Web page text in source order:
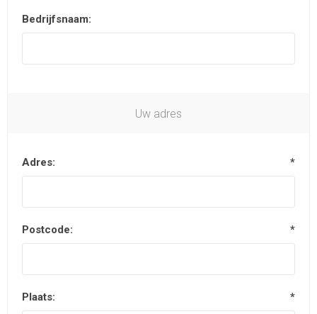
Bedrijfsnaam:
Uw adres
Adres: *
Postcode: *
Plaats: *